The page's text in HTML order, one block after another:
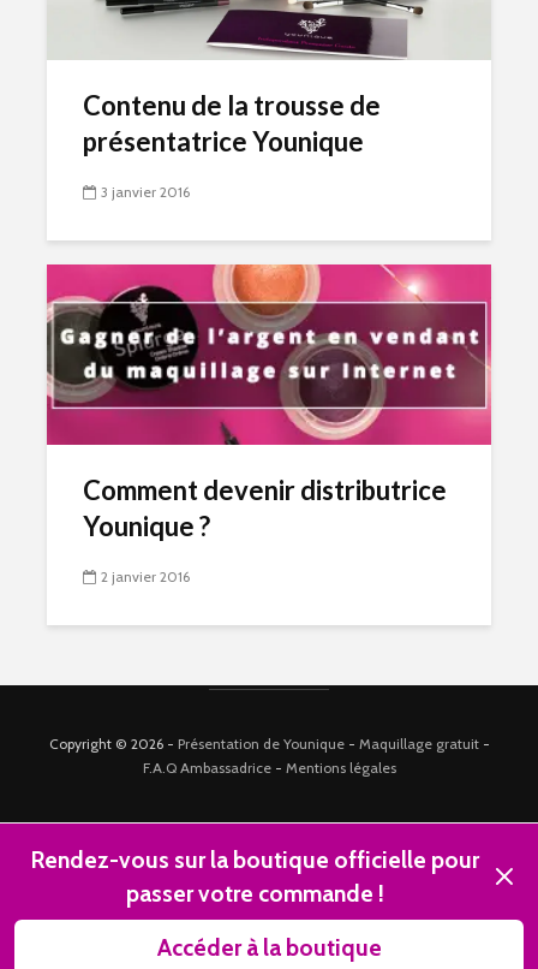
Contenu de la trousse de
présentatrice Younique
3 janvier 2016
Comment devenir distributrice
Younique ?
2 janvier 2016
Copyright © 2026 - Présentation de Younique- Maquillage gratuit-
F.A.Q Ambassadrice- Mentions légales
Rendez-vous sur la boutique officielle pour
passer votre commande !
Accéder à la boutique